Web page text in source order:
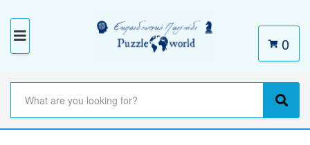
M
N
U
a
t
S
a
r
S
e
a
0